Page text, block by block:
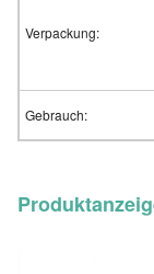
Verpackung:
Gebrauch: